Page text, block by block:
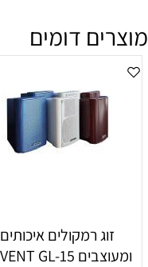
מוצרים דומים
זוג רמקולים איכותים
ומעוצבים ADVENT GL-15